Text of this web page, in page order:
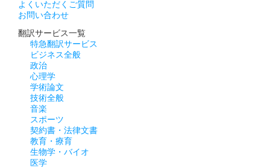
よくいただくご質問
お問い合わせ
翻訳サービス一覧
特急翻訳サービス
ビジネス全般
政治
心理学
学術論文
技術全般
音楽
スポーツ
契約書・法律文書
教育・療育
生物学・バイオ
医学